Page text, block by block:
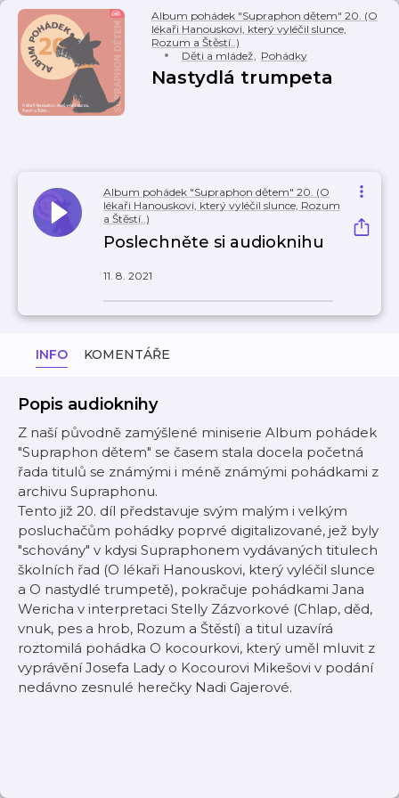
Album pohádek "Supraphon dětem" 20. (O
lékaři Hanouskovi, který vyléčil slunce,
Rozum a Štěstí..)
Děti a mládež, Pohádky
Nastydlá trumpeta
Album pohádek "Supraphon dětem" 20. (O
lékaři Hanouskovi, který vyléčil slunce, Rozum
a Štěstí..)
Poslechněte si audioknihu
11. 8. 2021
INFO KOMENTÁŘE
Popis audioknihy
Z naší původně zamýšlené miniserie Album pohádek
"Supraphon dětem" se časem stala docela početná
řada titulů se známými i méně známými pohádkami z
archivu Supraphonu.
Tento již 20. díl představuje svým malým i velkým
posluchačům pohádky poprvé digitalizované, jež byly
"schovány" v kdysi Supraphonem vydávaných titulech
školních řad (O lékaři Hanouskovi, který vyléčil slunce
a O nastydlé trumpetě), pokračuje pohádkami Jana
Wericha v interpretaci Stelly Zázvorkové (Chlap, děd,
vnuk, pes a hrob, Rozum a Štěstí) a titul uzavírá
roztomilá pohádka O kocourkovi, který uměl mluvit z
vyprávění Josefa Lady o Kocourovi Mikešovi v podání
nedávno zesnulé herečky Nadi Gajerové.